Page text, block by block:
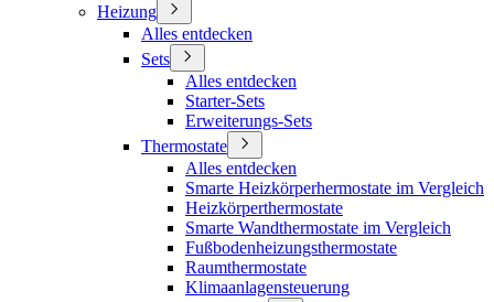
Heizung
Alles entdecken
Sets
Alles entdecken
Starter-Sets
Erweiterungs-Sets
Thermostate
Alles entdecken
Smarte Heizkörperhermostate im Vergleich
Heizkörperthermostate
Smarte Wandthermostate im Vergleich
Fußbodenheizungsthermostate
Raumthermostate
Klimaanlagensteuerung